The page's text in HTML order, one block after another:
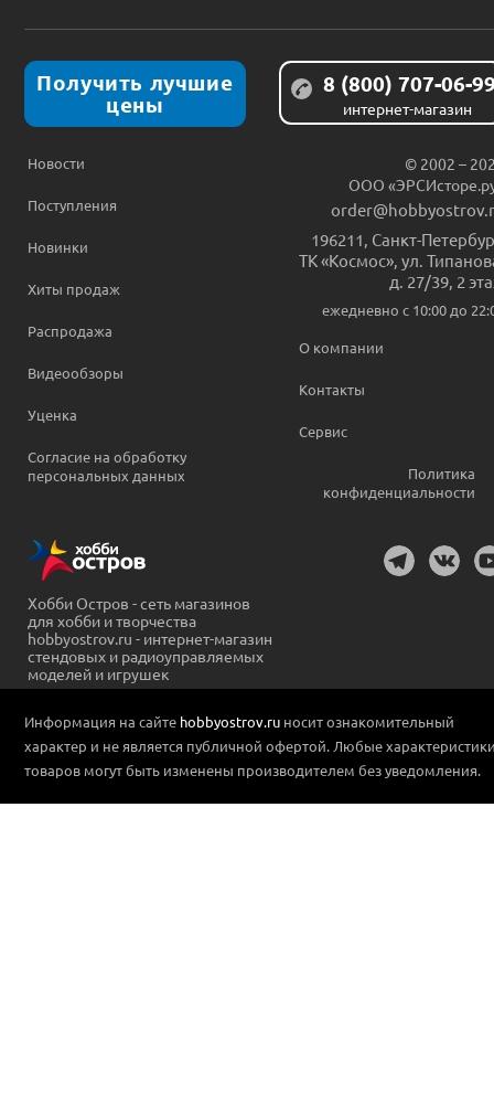
Получить лучшие
цены
8 (800) 707-06-
интернет-магазин
Новости
Поступления
Новинки
Хиты продаж
Распродажа
Видеообзоры
Уценка
Согласие на обработку
персональных данных
© 2002 –
ООО
196211 Санкт-
ТК «Космос», ул.
д. 27/39, 2
ежедневно c 10:00 до
О компании
Контакты
Сервис
Политика
конфиденциальности
Хобби Остров - сеть магазинов
для хобби и творчества
hobbyostrov.ru - интернет-магазин
стендовых и радиоуправляемых
моделей и игрушек
Информация на сайте hobbyostrov.ru носит ознакомительный
характер и не является публичной офертой. Любые
товаров могут быть изменены производителем без уведомления.